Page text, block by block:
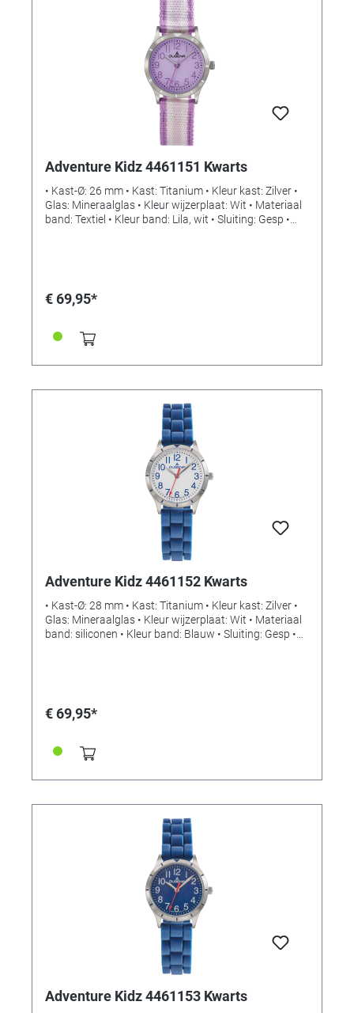
Adventure Kidz 4461151 Kwarts
• Kast-Ø: 26 mm • Kast: Titanium • Kleur kast: Zilver •
Glas: Mineraalglas • Kleur wijzerplaat: Wit • Materiaal
band: Textiel • Kleur band: Lila, wit • Sluiting: Gesp •
€ 69,95*
Adventure Kidz 4461152 Kwarts
• Kast-Ø: 28 mm • Kast: Titanium • Kleur kast: Zilver •
Glas: Mineraalglas • Kleur wijzerplaat: Wit • Materiaal
band: siliconen • Kleur band: Blauw • Sluiting: Gesp •
€ 69,95*
Adventure Kidz 4461153 Kwarts